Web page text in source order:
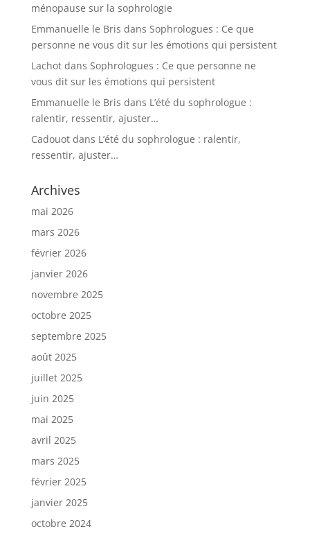
ménopause sur la sophrologie
Emmanuelle le Bris dans Sophrologues : Ce que
personne ne vous dit sur les émotions qui persistent
Lachotdans Sophrologues : Ce que personne ne
vous dit sur les émotions qui persistent
Emmanuelle le Bris dans L’été du sophrologue :
ralentir, ressentir, ajuster…
Cadouotdans L’été du sophrologue : ralentir,
ressentir, ajuster…
Archives
mai 2026
mars 2026
février 2026
janvier 2026
novembre 2025
octobre 2025
septembre 2025
août 2025
juillet 2025
juin 2025
mai 2025
avril 2025
mars 2025
février 2025
janvier 2025
octobre 2024